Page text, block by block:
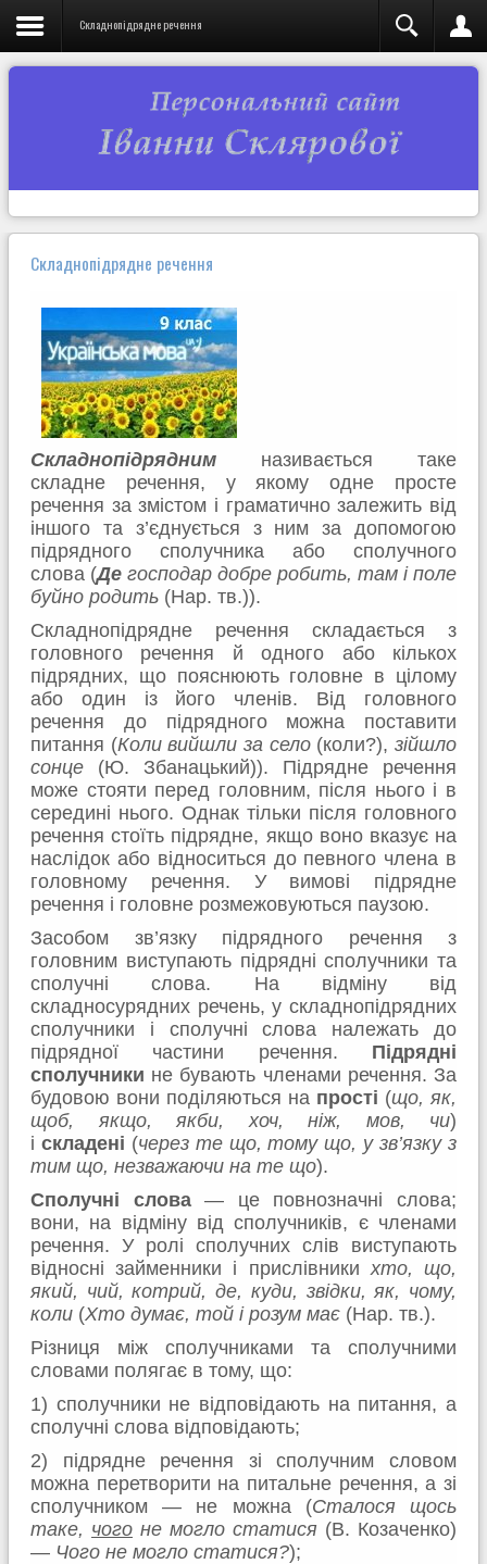
Складнопідрядне речення
Складнопідрядне речення
Складнопідрядним називається таке
складне речення, у якому одне просте
речення за змістом і граматично залежить від
іншого та з’єднується з ним за допомогою
підрядного сполучника або сполучного
слова (Де господар добре робить, там і поле
буйно родить (Нар. тв.)).
Складнопідрядне речення складається з
головного речення й одного або кількох
підрядних, що пояснюють головне в цілому
або один із його членів. Від головного
речення до підрядного можна поставити
питання (Коли вийшли за село(коли?),зійшло
сонце (Ю. Збанацький)).
Підрядне речення
може стояти перед головним, після нього і в
середині нього. Однак тільки після головного
речення стоїть підрядне, якщо воно вказує на
наслідок або відноситься до певного члена в
головному речення. У вимові підрядне
речення і головне розмежовуються паузою.
Засобом зв’язку підрядного речення з
головним виступають підрядні сполучники та
сполучні слова. На відміну від
складносурядних речень, у складнопідрядних
сполучники і сполучні слова належать до
підрядної частини речення. Підрядні
сполучники не бувають членами речення. За
будовою вони поділяються на прості (що, як,
щоб, якщо, якби, хоч, ніж, мов, чи)
і складені (через те що, тому що, у зв’язку з
тим що, незважаючи на те що).
Сполучні слова― це повнозначні слова;
вони, на відміну від сполучників, є членами
речення. У ролі сполучних слів виступають
відносні займенники і прислівники хто, що,
який, чий, котрий, де, куди, звідки, як, чому,
коли (Хто думає, той і розум має (Нар. тв.).
Різниця між сполучниками та сполучними
словами полягає в тому, що:
1) сполучники не відповідають на питання, а
сполучні слова відповідають;
2) підрядне речення зі сполучним словом
можна перетворити на питальне речення, а зі
сполучником — не можна (Сталося щось
таке, чого не могло статися (В. Козаченко)
— Чого не могло статися?);